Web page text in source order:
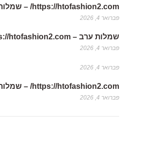
https://htofashion2.com/ – שמלות ערב
פברואר 4, 2026
שמלות ערב – https://htofashion2.com/
פברואר 4, 2026
פברואר 4, 2026
https://htofashion2.com/ – שמלות ערב
פברואר 4, 2026